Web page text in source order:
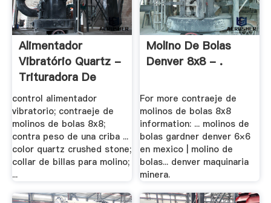
Alimentador
Vibratório Quartz -
Trituradora De
Cono
control alimentador
vibratorio; contraeje de
molinos de bolas 8x8;
contra peso de una criba ...
color quartz crushed stone;
collar de billas para molino;
...
Molino De Bolas
Denver 8x8 - .
For more contraeje de
molinos de bolas 8x8
information: ... molinos de
bolas gardner denver 6×6
en mexico | molino de
bolas... denver maquinaria
minera.